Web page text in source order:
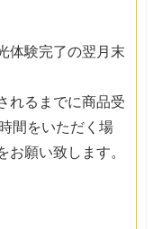
体験完了の翌月末
れるまでに商品受
間をいただく場
お願い致します。